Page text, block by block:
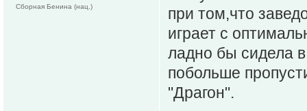
при том,что
играет с
ладно бы сидела
побольше
"Драгон".
Сборная Бенина (нац.)